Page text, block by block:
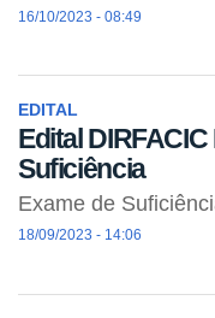
16/10/2023 - 08:49
EDITAL
Edital DIRFACIC
Suficiência
Exame de
18/09/2023 - 14:06